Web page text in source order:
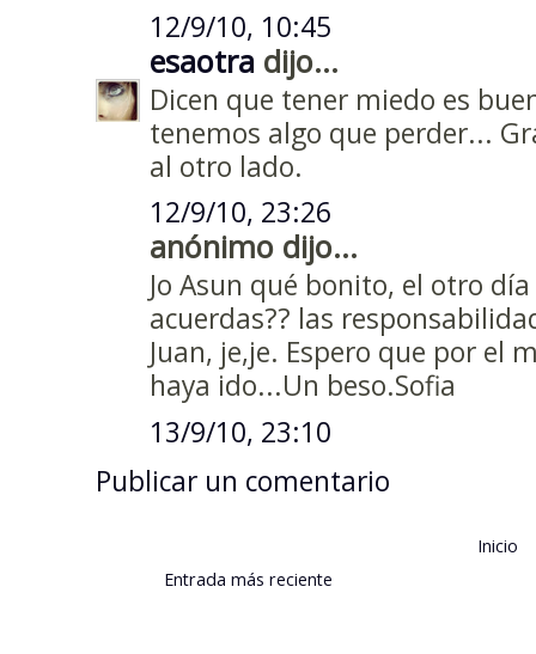
12/9/10, 10:45
esaotra dijo...
Dicen que tener miedo es
tenemos algo que perder...
al otro lado.
12/9/10, 23:26
anónimo dijo...
Jo Asun qué bonito, el otro
acuerdas?? las
Juan, je,je. Espero que por el
haya ido...Un beso.Sofia
13/9/10, 23:10
Publicar un comentario
Entrada más reciente
Inicio